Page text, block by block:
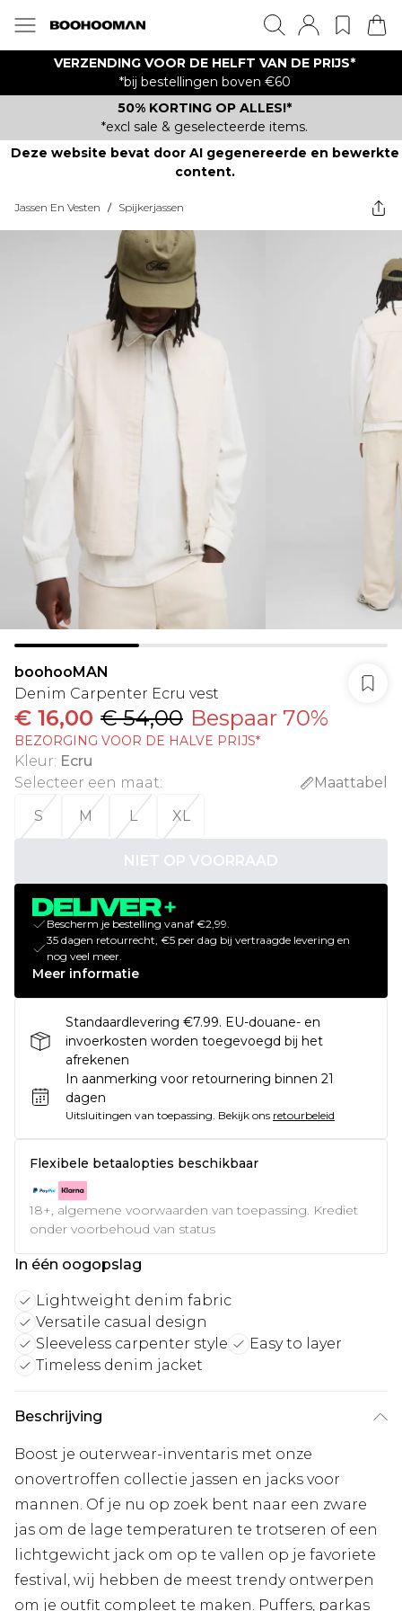
VERZENDING VOOR DE HELFT VAN DE PRIJS*
*bij bestellingen boven €60
50% KORTING OP ALLES!*
*excl sale & geselecteerde items.
Deze website bevat door AI gegenereerde en bewerkte
content.
Jassen En Vesten / Spijkerjassen
boohooMAN
Denim Carpenter Ecru vest
€ 16,00 € 54,00 Bespaar 70%
BEZORGING VOOR DE HALVE PRIJS*
Kleur: Ecru
Selecteer een maat:
Maattabel
S
M L XL
NIET OP VOORRAAD
Bescherm je bestelling vanaf €2,99.
35 dagen retourrecht, €5 per dag bij vertraagde levering en
nog veel meer.
Meer informatie
Standaardlevering €7.99. EU-douane- en
invoerkosten worden toegevoegd bij het
afrekenen
In aanmerking voor retournering binnen 21
dagen
Uitsluitingen van toepassing. Bekijk ons retourbeleid
Flexibele betaalopties beschikbaar
18+, algemene voorwaarden van toepassing. Krediet
onder voorbehoud van status
In één oogopslag
Lightweight denim fabric
Versatile casual design
Sleeveless carpenter style
Easy to layer
Timeless denim jacket
Beschrijving
Boost je outerwear-inventaris met onze
onovertroffen collectie jassen en jacks voor
mannen. Of je nu op zoek bent naar een zware
jas om de lage temperaturen te trotseren of een
lichtgewicht jack om op te vallen op je favoriete
festival, wij hebben de meest trendy ontwerpen
om je outfit compleet te maken. Puffers, parkas